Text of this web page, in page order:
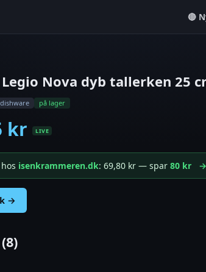
Legio Nova dyb tallerken 25
dishware på lager
kr LIVE
isenkrammeren.dk: 69,80 kr — spar 80 kr
→